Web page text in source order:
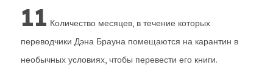
11 Количество месяцев, в течение которых
переводчики Дэна Брауна помещаются на карантин в
необычных условиях, чтобы перевести его книги.